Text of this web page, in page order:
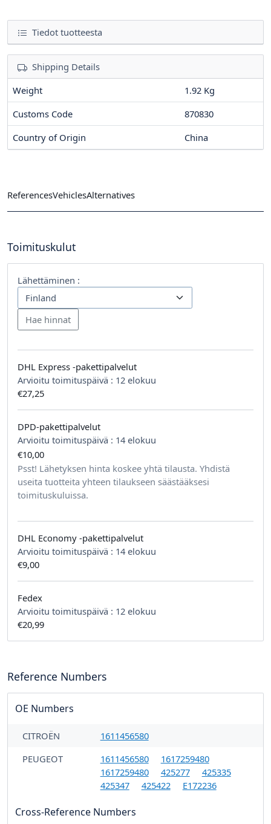
Tiedot tuotteesta
Shipping Details
Weight
1.92 Kg
Customs Code
870830
Country of Origin
China
ReferencesVehiclesAlternatives
Toimituskulut
Lähettäminen :
DHL Express -pakettipalvelut
Arvioitu toimituspäivä : 12 elokuu
€27,25
DPD-pakettipalvelut
Arvioitu toimituspäivä : 14 elokuu
€10,00
Psst! Lähetyksen hinta koskee yhtä tilausta. Yhdistä
useita tuotteita yhteen tilaukseen säästääksesi
toimituskuluissa.
DHL Economy -pakettipalvelut
Arvioitu toimituspäivä : 14 elokuu
€9,00
Fedex
Arvioitu toimituspäivä : 12 elokuu
€20,99
Reference Numbers
OE Numbers
CITROËN
1611456580
PEUGEOT
1611456580
1617259480
1617259480
425277
425335
425347
425422 E172236
Cross-Reference Numbers